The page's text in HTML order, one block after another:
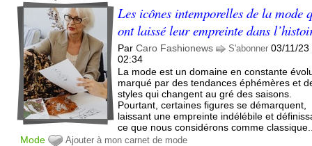
Les icônes intemporelles de la mode
ont laissé leur empreinte dans
ParCaro Fashionews S'abonner 03/11/23
02:34
La mode est un domaine en constante
marqué par des tendances éphémères et
styles qui changent au gré des saisons.
Pourtant, certaines figures se démarquent,
laissant une empreinte indélébile et
ce que nous considérons comme
Mode
Ajouter à mon carnet de mode